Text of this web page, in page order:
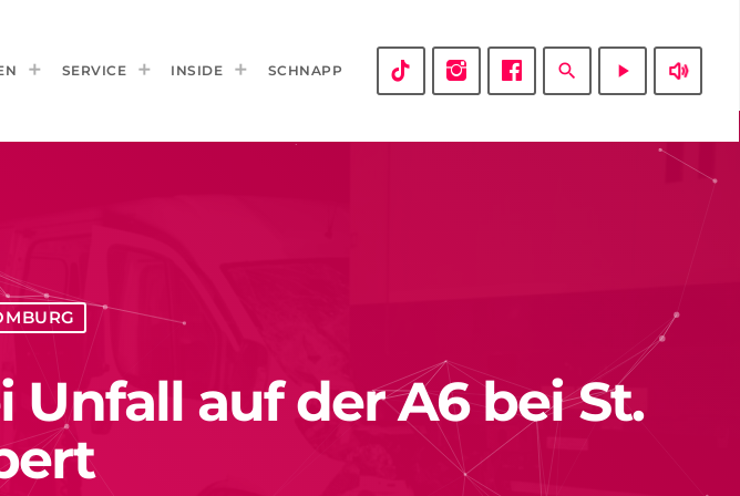
SERVICE INSIDE SCHNAPP search play_arrow volume_up
auf der A6 bei St.